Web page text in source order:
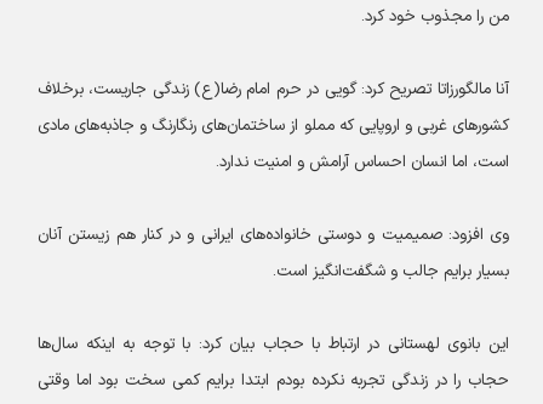
من را مجذوب خود کرد.
آنا مالگورزاتا تصریح کرد: گویی در حرم امام رضا(ع) زندگی جاریست‌، برخلاف
کشورهای غربی و اروپایی که مملو از ساختمان‌های رنگارنگ و جاذبه‌های مادی
‌است، اما انسان احساس آرامش و امنیت ندارد.
وی افزود: صمیمیت و دوستی خانواده‌های ایرانی و در کنار هم زیستن آنان
بسیار برایم جالب و شگفت‌انگیز است.
این بانوی لهستانی در ارتباط با حجاب بیان کرد: با توجه به اینکه سال‌ها
حجاب را در زندگی تجربه نکرده بودم ابتدا برایم کمی سخت بود اما وقتی